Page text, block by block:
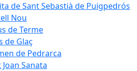
de Sant Sebastià de Puigpedrós
Nou
de Terme
de Glaç
de Pedrarca
Joan Sanata